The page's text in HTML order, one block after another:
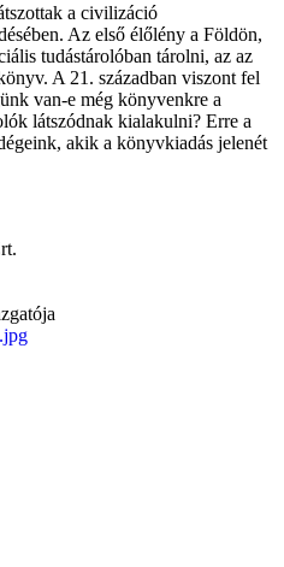
a civilizáció
Az első élőlény a Földön,
tudástárolóban tárolni, az az
A 21. században viszont fel
van-e még könyvenkre a
látszódnak kialakulni? Erre a
akik a könyvkiadás jelenét